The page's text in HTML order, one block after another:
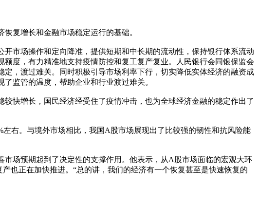
复增长和金融市场稳定运行的基础。
开市场操作和定向降准，提供短期和中长期的流动性，保持银行体系流动
度，有力精准地支持疫情防控和复工复产复业。人民银行会同银保监会
定，渡过难关。同时积极引导市场利率下行，切实降低实体经济的融资成
监管的温度，帮助企业和行业渡过难关。
快增长，国民经济经受住了疫情冲击，也为全球经济金融的稳定作出了
右。与境外市场相比，我国A股市场展现出了比较强的韧性和抗风险能
场预期起到了决定性的支撑作用。他表示，从A股市场面临的宏观大环
也正在加快推进。“总的讲，我们的经济有一个恢复甚至是快速恢复的